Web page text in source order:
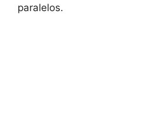
paralelos.